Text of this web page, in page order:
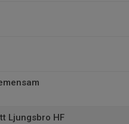
Ljungsbro HF